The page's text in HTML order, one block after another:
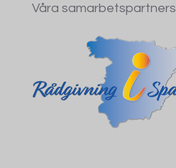
Våra samarbetspartners